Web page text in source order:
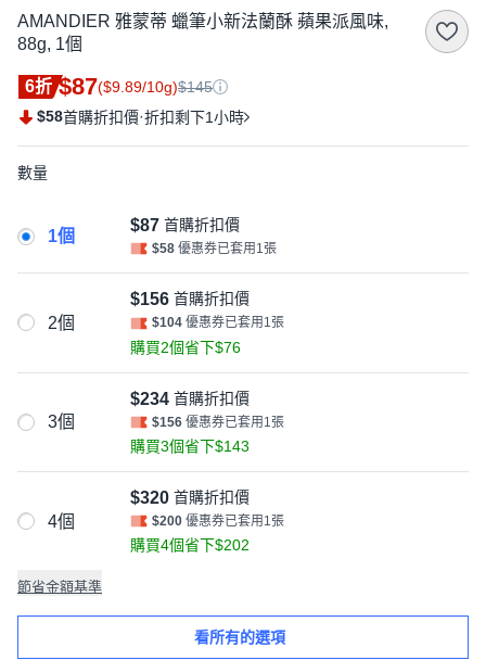
AMANDIER 雅蒙蒂 蠟筆小新法蘭酥 蘋果派風味,
88g, 1個
6折 $87($9.89/10g)$145
$58首購折扣價·折扣剩下1小時
數量
1個
$87 首購折扣價
$58 優惠券已套用1張
2個
$156 首購折扣價
$104 優惠券已套用1張
購買2個省下$76
3個
$234 首購折扣價
$156 優惠券已套用1張
購買3個省下$143
4個
$320 首購折扣價
$200 優惠券已套用1張
購買4個省下$202
節省金額基準
看所有的選項